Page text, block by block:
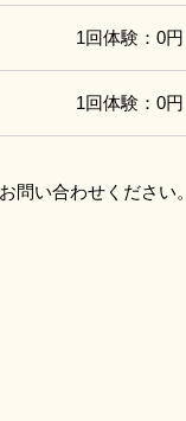
1回体験：0円
1回体験：0円
問い合わせください。